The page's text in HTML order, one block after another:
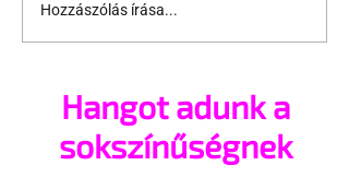
Támogathatsz és
ajánlhatsz: Te is részt
megvalósításában
Hozzászólás írása...
Hangot adunk a
sokszínűségnek